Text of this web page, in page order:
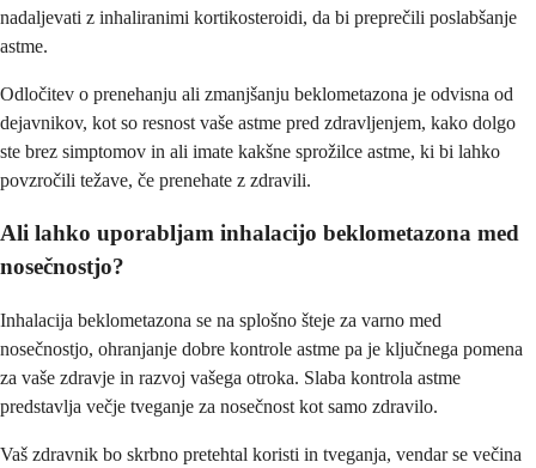
nadaljevati z inhaliranimi kortikosteroidi, da bi preprečili poslabšanje
astme.
Odločitev o prenehanju ali zmanjšanju beklometazona je odvisna od
dejavnikov, kot so resnost vaše astme pred zdravljenjem, kako dolgo
ste brez simptomov in ali imate kakšne sprožilce astme, ki bi lahko
povzročili težave, če prenehate z zdravili.
Ali lahko uporabljam inhalacijo beklometazona med
nosečnostjo?
Inhalacija beklometazona se na splošno šteje za varno med
nosečnostjo, ohranjanje dobre kontrole astme pa je ključnega pomena
za vaše zdravje in razvoj vašega otroka. Slaba kontrola astme
predstavlja večje tveganje za nosečnost kot samo zdravilo.
Vaš zdravnik bo skrbno pretehtal koristi in tveganja, vendar se večina